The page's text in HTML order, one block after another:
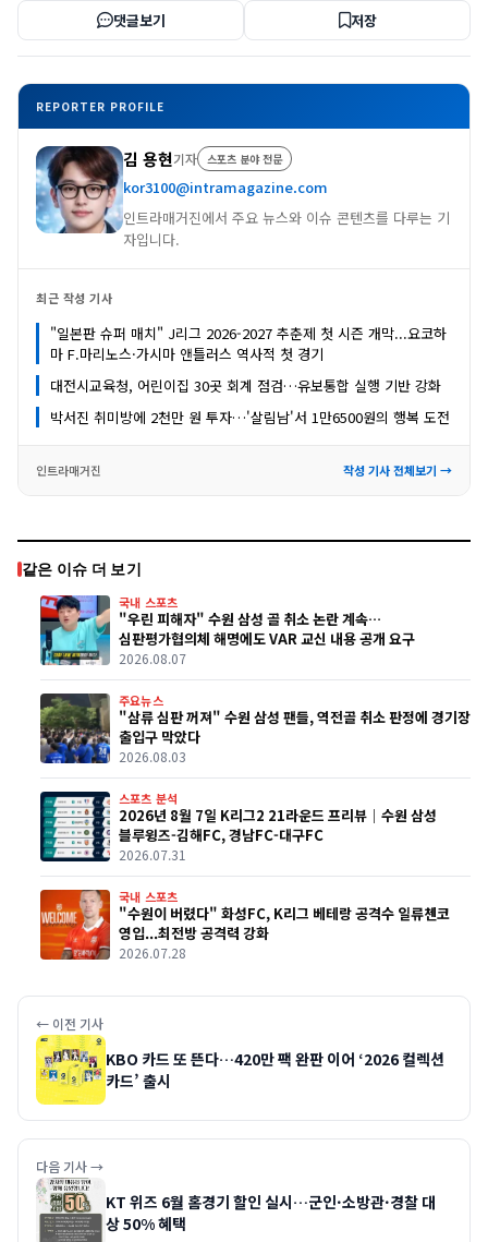
댓글보기
저장
REPORTER PROFILE
김 용현기자 스포츠 분야 전문
kor3100@intramagazine.com
인트라매거진에서 주요 뉴스와 이슈 콘텐츠를 다루는 기
자입니다.
최근 작성 기사
"일본판 슈퍼 매치" J리그 2026-2027 추춘제 첫 시즌 개막...요코하
마 F.마리노스·가시마 앤틀러스 역사적 첫 경기
대전시교육청, 어린이집 30곳 회계 점검…유보통합 실행 기반 강화
박서진 취미방에 2천만 원 투자…'살림남'서 1만6500원의 행복 도전
인트라매거진 작성 기사 전체보기 →
같은 이슈 더 보기
국내 스포츠
"우린 피해자" 수원 삼성 골 취소 논란 계속…
심판평가협의체 해명에도 VAR 교신 내용 공개 요구
2026.08.07
주요뉴스
"삼류 심판 꺼져" 수원 삼성 팬들, 역전골 취소 판정에 경기장
출입구 막았다
2026.08.03
스포츠 분석
2026년 8월 7일 K리그2 21라운드 프리뷰｜수원 삼성
블루윙즈-김해FC, 경남FC-대구FC
2026.07.31
국내 스포츠
"수원이 버렸다" 화성FC, K리그 베테랑 공격수 일류첸코
영입...최전방 공격력 강화
2026.07.28
← 이전 기사
KBO 카드 또 뜬다…420만 팩 완판 이어 ‘2026 컬렉션
카드’ 출시
다음 기사 →
KT 위즈 6월 홈경기 할인 실시…군인·소방관·경찰 대
상 50% 혜택